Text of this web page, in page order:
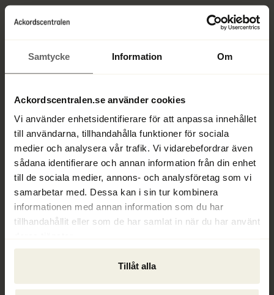
Samtycke Information Om
Ackordscentralen.se använder cookies
Vi använder enhetsidentifierare för att anpassa innehållet
till användarna, tillhandahålla funktioner för sociala
medier och analysera vår trafik. Vi vidarebefordrar även
sådana identifierare och annan information från din enhet
till de sociala medier, annons- och analysföretag som vi
samarbetar med. Dessa kan i sin tur kombinera
informationen med annan information som du har
tillhandahållit eller som de har samlat in när du har använt
Tillåt alla
Tecken på att en företagsrekonstruktion kan
fakturor kan det tyda på allvarliga
likviditetsproblem.
Brist på likviditet – Ett företag som har svårt att
betala sina kortsiktiga skulder kan snabbt hamna
i svårigheter. Om företaget inte har tillräckligt
med pengar för att täcka löpande utgifter kan
det vara en tydlig signal om ekonomiska problem.
än företagets intäkter och betalningsförmågan
försämras kan det vara ett tecken på att